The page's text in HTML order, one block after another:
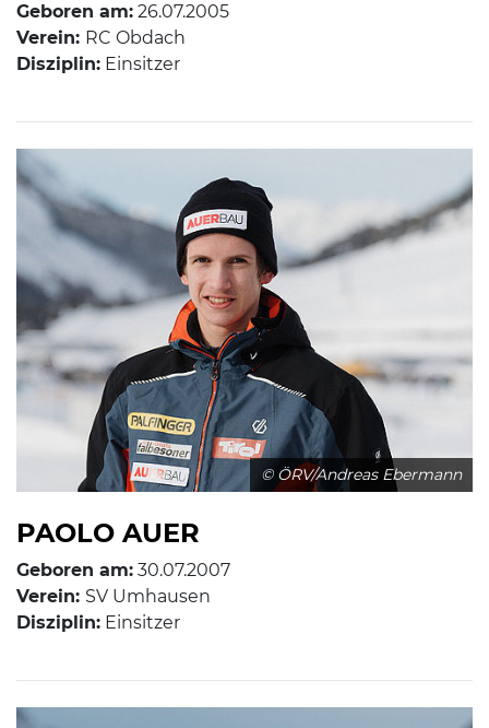
Geboren am: 26.07.2005
Verein: RC Obdach
Disziplin: Einsitzer
© ÖRV/Andreas Ebermann
PAOLO AUER
Geboren am: 30.07.2007
Verein: SV Umhausen
Disziplin: Einsitzer